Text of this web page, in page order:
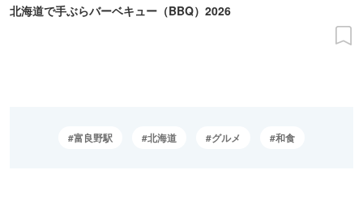
北海道で手ぶらバーベキュー（BBQ）2026
富良野駅 北海道 グルメ 和食